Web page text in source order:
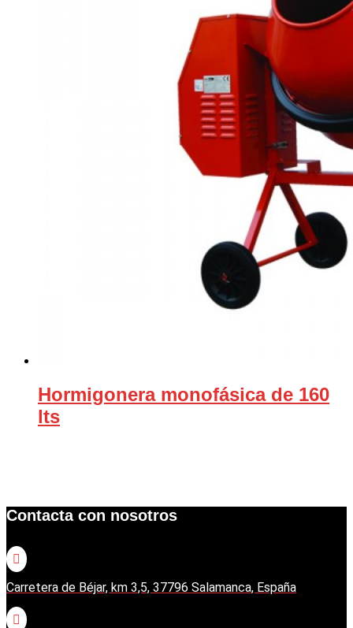
Hormigonera monofásica de 160
lts
Contacta con nosotros

Carretera de Béjar, km 3,5, 37796 Salamanca, España
